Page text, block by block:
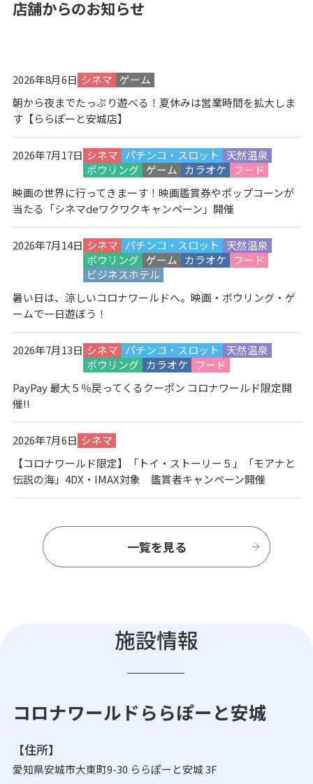
店舗からのお知らせ
2026年8月6日 シネマ ゲーム
朝から夜までたっぷり遊べる！夏休みは営業時間を拡大しま
す【ららぽーと安城店】
2026年7月17日 シネマ パチンコ・スロット
天然温泉
ボウリング ゲーム カラオケ
フード
映画の世界に行ってきまーす！映画鑑賞券やポップコーンが
当たる「シネマdeワクワクキャンペーン」開催
2026年7月14日 シネマ パチンコ・スロット
天然温泉
ボウリング ゲーム カラオケ
フード
ビジネスホテル
暑い日は、涼しいコロナワールドへ。映画・ボウリング・ゲ
ームで一日遊ぼう！
2026年7月13日 シネマ パチンコ・スロット
天然温泉
ボウリング カラオケ
フード
PayPay 最大５％戻ってくるクーポン コロナワールド限定開
催!!
2026年7月6日 シネマ
【コロナワールド限定】「トイ・ストーリー５」「モアナと
伝説の海」4DX・IMAX対象 鑑賞者キャンペーン開催
一覧を見る
施設情報
コロナワールドららぽーと安城
【住所】
愛知県安城市大東町9-30 ららぽーと安城 3F